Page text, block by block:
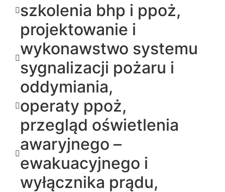
szkolenia bhp i ppoż,
projektowanie i
wykonawstwo systemu
sygnalizacji pożaru i
oddymiania,
operaty ppoż,
przegląd oświetlenia
awaryjnego –
ewakuacyjnego i
wyłącznika prądu,